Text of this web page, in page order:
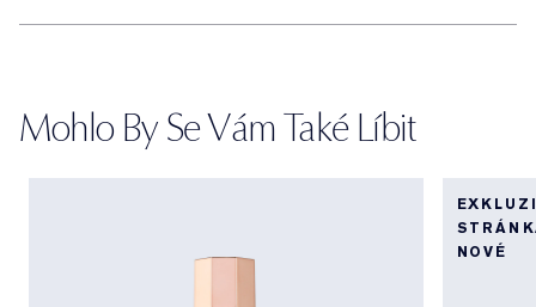
Mohlo By Se Vám Také Líbit
NOVÉ